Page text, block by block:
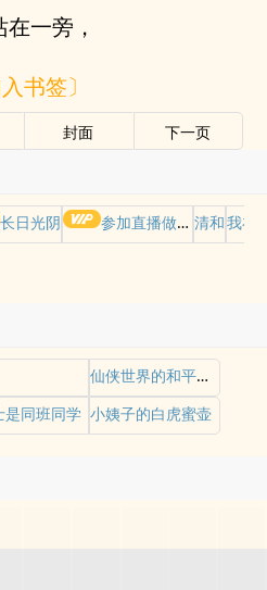
一旁，
入书签〕
封面 下一页
长日光阴 参加直播做爱综艺后我火了(NPH) 清和我在
仙侠世界的和平之梦
是同班同学 小姨子的白虎蜜壶